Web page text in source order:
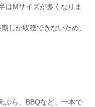
はMサイズが多くなりま
しか収穫できないため、
ぷら、BBQなど。一本で